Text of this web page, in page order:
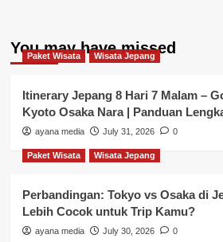
You may have missed
Paket Wisata Wisata Jepang
Itinerary Jepang 8 Hari 7 Malam –
Kyoto Osaka Nara | Panduan
ayana media July 31, 2026 0
Paket Wisata Wisata Jepang
Perbandingan: Tokyo vs Osaka di
Lebih Cocok untuk Trip Kamu?
ayana media July 30, 2026 0